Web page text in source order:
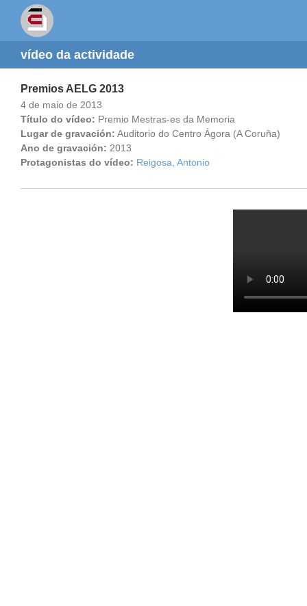
vídeo da actividade
Premios AELG 2013
4 de maio de 2013
Título do vídeo: Premio Mestras-es da Memoria
Lugar de gravación: Auditorio do Centro Ágora (A Coruña)
Ano de gravación: 2013
Protagonistas do vídeo: Reigosa, Antonio